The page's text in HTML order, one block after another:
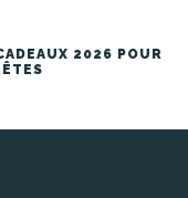
2026 POUR